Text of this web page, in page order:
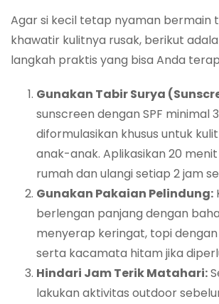
Agar si kecil tetap nyaman bermain
khawatir kulitnya rusak, berikut
langkah praktis yang bisa Anda
Gunakan Tabir Surya
sunscreen dengan SPF minimal
diformulasikan khusus untuk
anak-anak. Aplikasikan 20
rumah dan ulangi setiap 2 jam
Gunakan Pakaian Pelindung:
berlengan panjang dengan
menyerap keringat, topi
serta kacamata hitam jika
Hindari Jam Terik Matahari:
lakukan aktivitas outdoor